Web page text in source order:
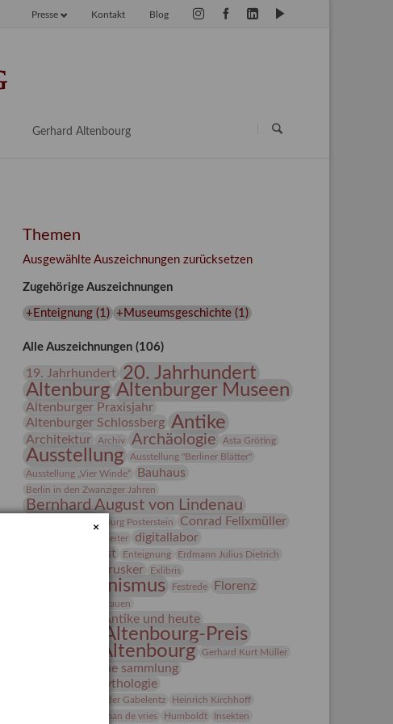
Blog
Kontakt
Presse
Gerhard Altenbourg
Themen
Ausgewählte Auszeichnungen zurücksetzen
Zugehörige Auszeichnungen
+Enteignung(1 ) +Museumsgeschichte(1 )
Alle Auszeichnungen (106)
19. Jahrhundert 20. Jahrhundert
Altenburg Altenburger Museen
Altenburger Praxisjahr
Altenburger Schlossberg Antike
Architektur Archiv Archäologie Asta Gröting
Ausstellung
Ausstellung "Berliner Blätter"
Ausstellung „Vier Winde“
Bauhaus
Berlin in den Zwanziger Jahren
Bernhard August von Lindenau
Bibliothek
Burg Posterstein Conrad Felixmüller
Der Blaue Reiter
digitallabor
Entartete Kunst
Enteignung
Erdmann Julius Dietrich
estrusker Exlibris
Expressionismus Festrede Florenz
frauen
Frauen in der Antike und heute
Gerhard-Altenbourg-Preis
Gerhard Altenbourg
Gerhard Kurt Müller
grafische sammlung
griechische Mythologie
Hanns-Conon von der Gabelentz Heinrich Kirchhoff
herman de vries Humboldt
Insekten
×